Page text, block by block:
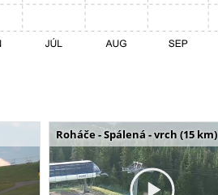
Roháče - Spálená - vrch (15 km)